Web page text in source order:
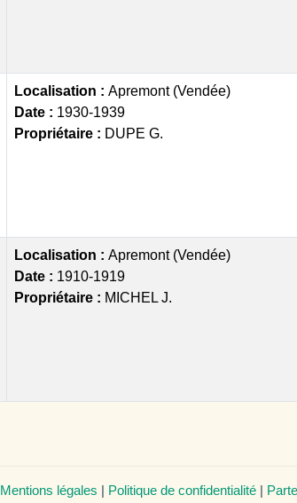
Localisation : Apremont (Vendée)
Date : 1930-1939
Propriétaire : DUPE G.
Localisation : Apremont (Vendée)
Date : 1910-1919
Propriétaire : MICHEL J.
Mentions légales | Politique de confidentialité |